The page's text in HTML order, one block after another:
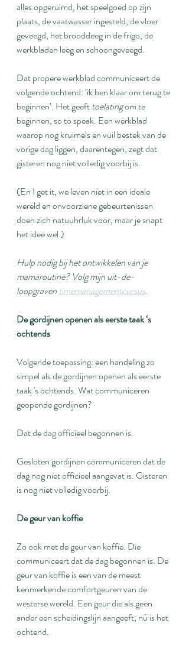
alles opgeruimd, het speelgoed op zijn
plaats, de vaatwasser ingesteld, de vloer
geveegd, het brooddeeg in de frigo, de
werkbladen leeg en schoongeveegd.
Dat propere werkblad communiceert de
volgende ochtend: ‘ik ben klaar om terug te
beginnen’. Het geeft toelating om te
beginnen, so to speak. Een werkblad
waarop nog kruimels en vuil bestek van de
vorige dag liggen, daarentegen, zegt dat
gisteren nog niet volledig voorbij is.
(En I get it, we leven niet in een ideale
wereld en onvoorziene gebeurtenissen
doen zich natuuhrluk voor, maar je snapt
het idee wel.)
Hulp nodig bij het ontwikkelen van je
mamaroutine? Volg mijn uit-de-
loopgraven timemanagementcursus.
De gordijnen openen als eerste taak ‘s
ochtends
Volgende toepassing: een handeling zo
simpel als de gordijnen openen als eerste
taak 's ochtends. Wat communiceren
geopende gordijnen?
Dat de dag officieel begonnen is.
Gesloten gordijnen communiceren dat de
dag nog niet officieel aangevat is. Gisteren
is nog niet volledig voorbij.
De geur van koffie
Zo ook met de geur van koffie. Die
communiceert dat de dag begonnen is. De
geur van koffie is een van de meest
kenmerkende comfortgeuren van de
westerse wereld. Een geur die als geen
ander een scheidingslijn aangeeft; nú is het
ochtend.